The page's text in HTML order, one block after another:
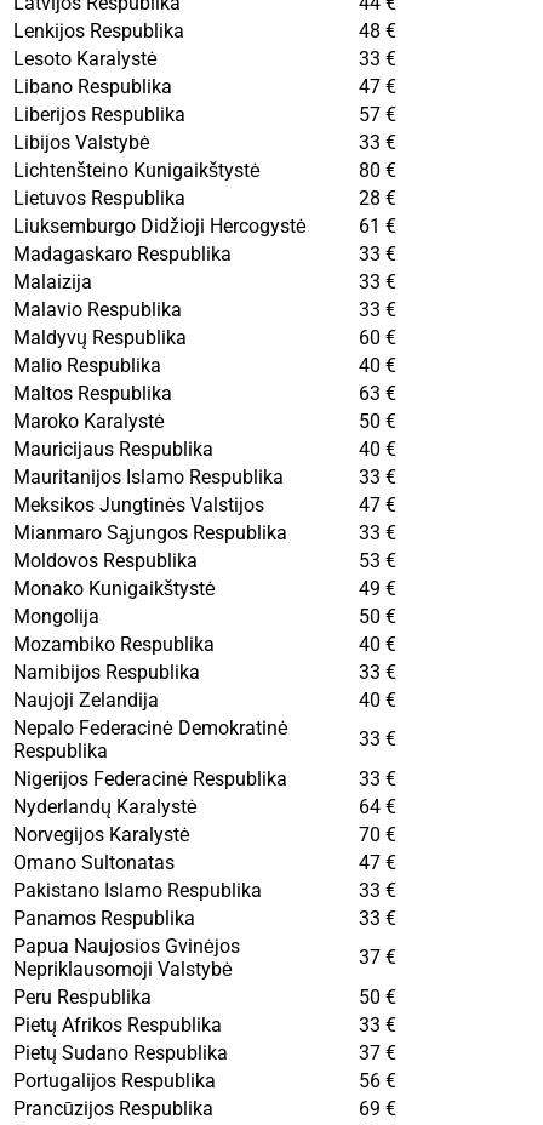
Lenkijos Respublika
48 €
Lesoto Karalystė
33 €
Libano Respublika
47 €
Liberijos Respublika
57 €
Libijos Valstybė
33 €
Lichtenšteino Kunigaikštystė
80 €
Lietuvos Respublika
28 €
Liuksemburgo Didžioji Hercogystė
61 €
Madagaskaro Respublika
33 €
Malaizija
33 €
Malavio Respublika
33 €
Maldyvų Respublika
60 €
Malio Respublika
40 €
Maltos Respublika
63 €
Maroko Karalystė
50 €
Mauricijaus Respublika
40 €
Mauritanijos Islamo Respublika
33 €
Meksikos Jungtinės Valstijos
47 €
Mianmaro Sąjungos Respublika
33 €
Moldovos Respublika
53 €
Monako Kunigaikštystė
49 €
Mongolija
50 €
Mozambiko Respublika
40 €
Namibijos Respublika
33 €
Naujoji Zelandija
40 €
Nepalo Federacinė Demokratinė
Respublika
33 €
Nigerijos Federacinė Respublika
33 €
Nyderlandų Karalystė
64 €
Norvegijos Karalystė
70 €
Omano Sultonatas
47 €
Pakistano Islamo Respublika
33 €
Panamos Respublika
33 €
Papua Naujosios Gvinėjos
Nepriklausomoji Valstybė
37 €
Peru Respublika
50 €
Pietų Afrikos Respublika
33 €
Pietų Sudano Respublika
37 €
Portugalijos Respublika
56 €
Prancūzijos Respublika
69 €